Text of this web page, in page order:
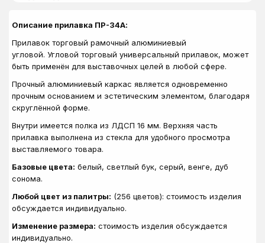
Описание прилавка ПР-34А:
Прилавок торговый рамочный алюминиевый
угловой. Угловой торговый универсальный прилавок, может
быть применён для выставочных целей в любой сфере.
Прочный алюминиевый каркас является одновременно
прочным основанием и эстетическим элементом, благодаря
скруглённой форме.
Внутри имеется полка из ЛДСП 16 мм. Верхняя часть
прилавка выполнена из стекла для удобного просмотра
выставляемого товара.
Базовые цвета: белый, светлый бук, серый, венге, дуб
сонома.
Любой цвет из палитры: (256 цветов): стоимость изделия
обсуждается индивидуально.
Изменение размера: стоимость изделия обсуждается
индивидуально.